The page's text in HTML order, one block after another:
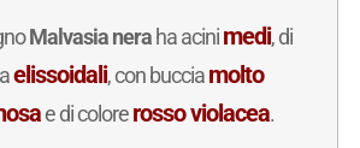
Malvasia neraha acinimedi, di
elissoidali, con bucciamolto
e di colorerosso violacea.